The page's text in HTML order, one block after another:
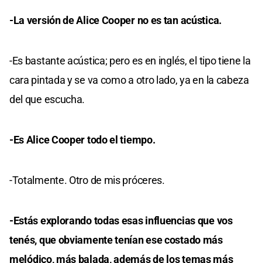
-La versión de Alice Cooper no es tan acústica.
-Es bastante acústica; pero es en inglés, el tipo tiene la
cara pintada y se va como a otro lado, ya en la cabeza
del que escucha.
-Es Alice Cooper todo el tiempo.
-Totalmente. Otro de mis próceres.
-Estás explorando todas esas influencias que vos
tenés, que obviamente tenían ese costado más
melódico, más balada, además de los temas más